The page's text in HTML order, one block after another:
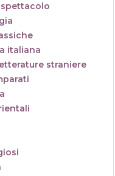
italiana
straniere